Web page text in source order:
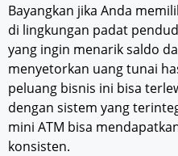
Bayangkan jika Anda
di lingkungan padat
yang ingin menarik saldo
menyetorkan uang tunai
peluang bisnis ini bisa
dengan sistem yang
mini ATM bisa
konsisten.